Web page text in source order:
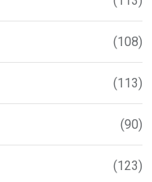
(108)
(113)
(90)
(123)